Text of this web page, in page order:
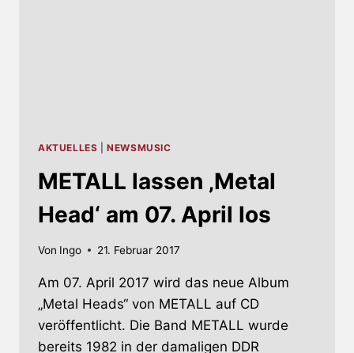
AKTUELLES |NEWSMUSIC
METALL lassen ‚Metal
Head‘ am 07. April los
Von Ingo 21. Februar 2017
Am 07. April 2017 wird das neue Album
„Metal Heads“ von METALL auf CD
veröffentlicht. Die Band METALL wurde
bereits 1982 in der damaligen DDR